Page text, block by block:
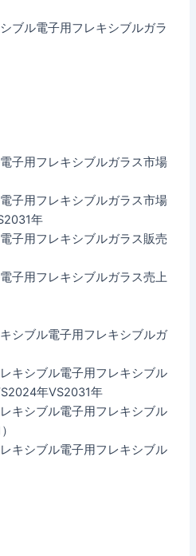
ブル電子用フレキシブルガラ
子用フレキシブルガラス市場
子用フレキシブルガラス市場
年
子用フレキシブルガラス販売
子用フレキシブルガラス売上
シブル電子用フレキシブルガ
キシブル電子用フレキシブル
年VS2031年
キシブル電子用フレキシブル
キシブル電子用フレキシブル